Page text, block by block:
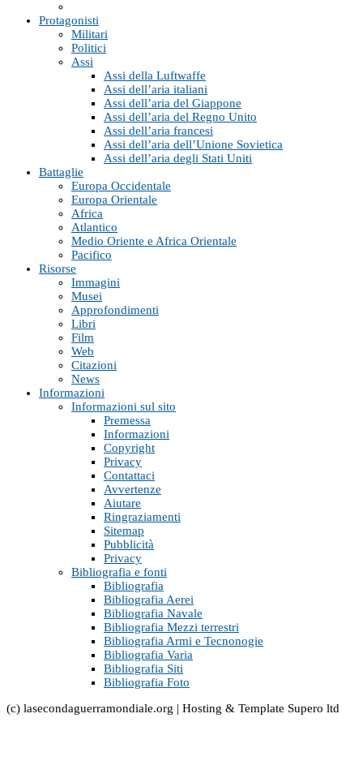
Protagonisti
Militari
Politici
Assi
Assi della Luftwaffe
Assi dell’aria italiani
Assi dell’aria del Giappone
Assi dell’aria del Regno Unito
Assi dell’aria francesi
Assi dell’aria dell’Unione Sovietica
Assi dell’aria degli Stati Uniti
Battaglie
Europa Occidentale
Europa Orientale
Africa
Atlantico
Medio Oriente e Africa Orientale
Pacifico
Risorse
Immagini
Musei
Approfondimenti
Libri
Film
Web
Citazioni
News
Informazioni
Informazioni sul sito
Premessa
Informazioni
Copyright
Privacy
Contattaci
Avvertenze
Aiutare
Ringraziamenti
Sitemap
Pubblicità
Privacy
Bibliografia e fonti
Bibliografia
Bibliografia Aerei
Bibliografia Navale
Bibliografia Mezzi terrestri
Bibliografia Armi e Tecnonogie
Bibliografia Varia
Bibliografia Siti
Bibliografia Foto
(c) lasecondaguerramondiale.org | Hosting & Template Supero ltd